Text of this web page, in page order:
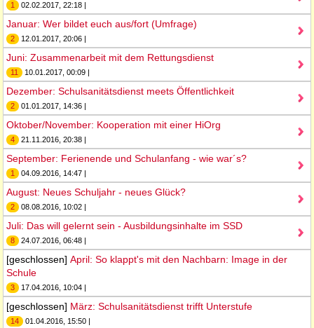
1 02.02.2017, 22:18 |
Januar: Wer bildet euch aus/fort (Umfrage)
2 12.01.2017, 20:06 |
Juni: Zusammenarbeit mit dem Rettungsdienst
11 10.01.2017, 00:09 |
Dezember: Schulsanitätsdienst meets Öffentlichkeit
2 01.01.2017, 14:36 |
Oktober/November: Kooperation mit einer HiOrg
4 21.11.2016, 20:38 |
September: Ferienende und Schulanfang - wie war´s?
1 04.09.2016, 14:47 |
August: Neues Schuljahr - neues Glück?
2 08.08.2016, 10:02 |
Juli: Das will gelernt sein - Ausbildungsinhalte im SSD
8 24.07.2016, 06:48 |
[geschlossen] April: So klappt's mit den Nachbarn: Image in der
Schule
3 17.04.2016, 10:04 |
[geschlossen] März: Schulsanitätsdienst trifft Unterstufe
14 01.04.2016, 15:50 |